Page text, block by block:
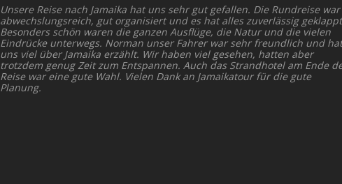
Unsere Reise nach Jamaika hat uns sehr gut gefallen. Die Rundreise war
abwechslungsreich, gut organisiert und es hat alles zuverlässig
Besonders schön waren die ganzen Ausflüge, die Natur und die vielen
Eindrücke unterwegs. Norman unser Fahrer war sehr freundlich und hat
uns viel über Jamaika erzählt. Wir haben viel gesehen, hatten aber
trotzdem genug Zeit zum Entspannen. Auch das Strandhotel am Ende
Reise war eine gute Wahl. Vielen Dank an Jamaikatour für die gute
Planung.